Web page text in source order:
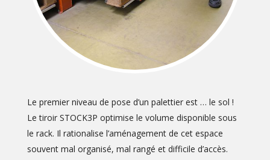
Le premier niveau de pose d’un palettier est … le sol !
Le tiroir STOCK3P optimise le volume disponible sous
le rack. Il rationalise l’aménagement de cet espace
souvent mal organisé, mal rangé et difficile d’accès.